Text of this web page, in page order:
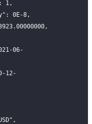
1,
0E-8,
813923.00000000,
"USD",